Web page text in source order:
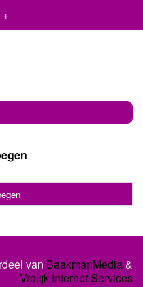
van BaakmanMedia&
Vrolijk Internet Services